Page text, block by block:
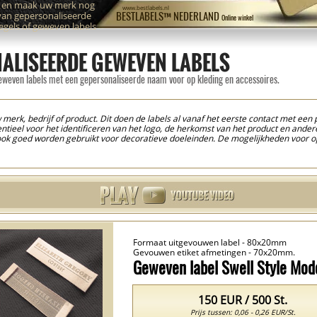
BESTLABELS™ NEDERLAND Online winkel
www.bestlabels.nl
maak uw merk nog
gepersonaliseerde
of geweven labels
GEWEVEN LABELS
labels met een gepersonaliseerde naam voor op kleding en accessoires.
bedrijf of product. Dit doen de labels al vanaf het eerste contact met
voor het identificeren van het logo, de herkomst van het product en
goed worden gebruikt voor decoratieve doeleinden. De mogelijkheden voor
(banken, fauteuils, enz.), maar ook beddengoed, gordijnen, tapijten en
om aan te raken. Digitaal geborduurde labels zijn gemaakt van
en standaard borduurgaren of lurex. (Metallic effect.) De labels
aan de uiteinden, gevouwen in het midden of aan de randen en een
labels of geweven labels. Deze kunnen in maar een paar eenvoudige
pagina waar uw interesse naar uitgaat. Daar kunt u in nog geen 5 minuten
u alles aan ons overlaten. Wij zullen ons bezighouden met de productie
de productpagina heeft u de mogelijkheid om het benodigde aantal labels te
hoeveelheid.
Geweven label Swell Style
Formaat uitgevouwen label - 80x20mm
Gevouwen etiket afmetingen - 70x20mm.
150 EUR / 500 St.
Prijs tussen: 0,06 - 0,26 EUR/St.